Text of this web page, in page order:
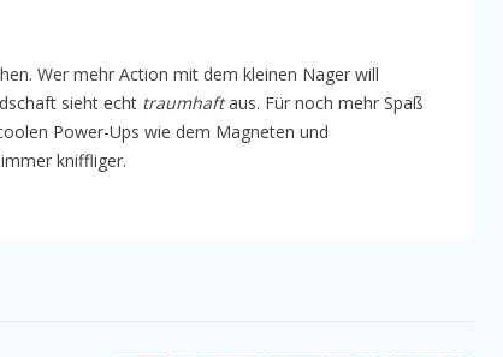
Wer mehr Action mit dem kleinen Nager will
sieht echt traumhaftaus. Für noch mehr Spaß
Power-Ups wie dem Magneten und
kniffliger.